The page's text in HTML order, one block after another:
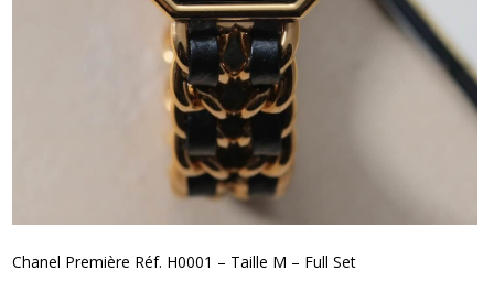
Chanel Première Réf. H0001 – Taille M – Full Set